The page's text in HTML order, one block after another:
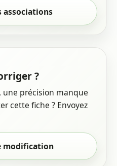
associations
?
une précision manque
cette fiche ? Envoyez
modification